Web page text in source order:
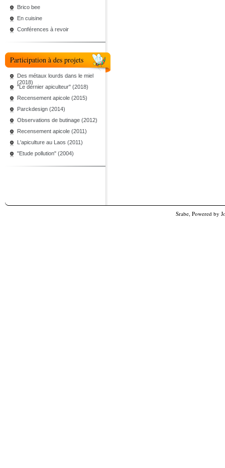
Brico bee
En cuisine
Conférences à revoir
Participation à des projets
Des métaux lourds dans le miel
(2018)
"Le dernier apiculteur" (2018)
Recensement apicole (2015)
Parckdesign (2014)
Observations de butinage (2012)
Recensement apicole (2011)
L'apiculture au Laos (2011)
"Etude pollution" (2004)
Srabe, Powered by